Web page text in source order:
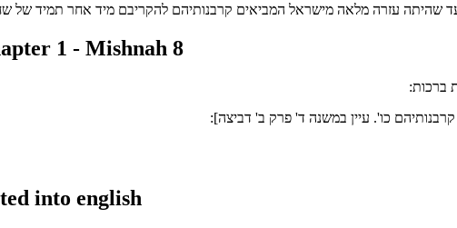
שהיתה עזרה מלאה מישראל המביאים קרבנותיהם להקריבם מיד אחר תמיד של
1 - Mishnah 8
ברכות:
כו'. עיין במשנה ד' פרק ב' דביצה]:
into english